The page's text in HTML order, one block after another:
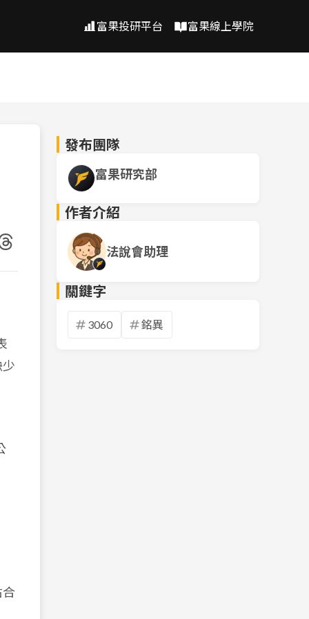
富果投研平台 富果線上學院
合
發布團隊
富果研究部
作者介紹
法說會助理
關鍵字
3060 銘異